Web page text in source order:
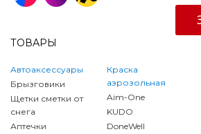
ТОВАРЫ
Автоаксессуары
Брызговики
Щетки сметки от
снега
Аптечки
Краска
аэрозольная
Aim-One
KUDO
DoneWell